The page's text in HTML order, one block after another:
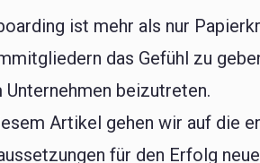
ist mehr als nur
das Gefühl zu
Unternehmen beizutreten.
Artikel gehen wir auf die
für den Erfolg